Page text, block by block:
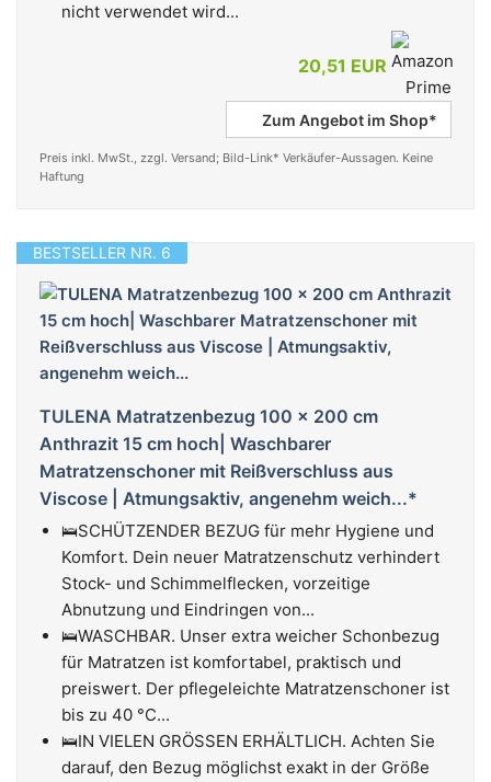
nicht verwendet wird...
20,51 EUR
Zum Angebot im Shop*
Preis inkl. MwSt., zzgl. Versand; Bild-Link* Verkäufer-Aussagen. Keine
Haftung
BESTSELLER NR. 6
TULENA Matratzenbezug 100 x 200 cm
Anthrazit 15 cm hoch| Waschbarer
Matratzenschoner mit Reißverschluss aus
Viscose | Atmungsaktiv, angenehm weich...*
🛌SCHÜTZENDER BEZUG für mehr Hygiene und
Komfort. Dein neuer Matratzenschutz verhindert
Stock- und Schimmelflecken, vorzeitige
Abnutzung und Eindringen von...
🛌WASCHBAR. Unser extra weicher Schonbezug
für Matratzen ist komfortabel, praktisch und
preiswert. Der pflegeleichte Matratzenschoner ist
bis zu 40 °C...
🛌IN VIELEN GRÖSSEN ERHÄLTLICH. Achten Sie
darauf, den Bezug möglichst exakt in der Größe